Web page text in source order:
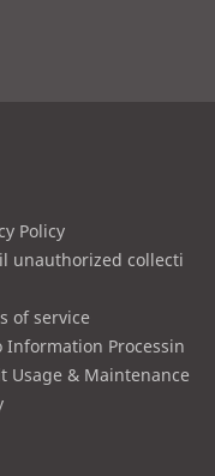
Policy
unauthorized collecti
of service
Information Processin
Usage & Maintenance